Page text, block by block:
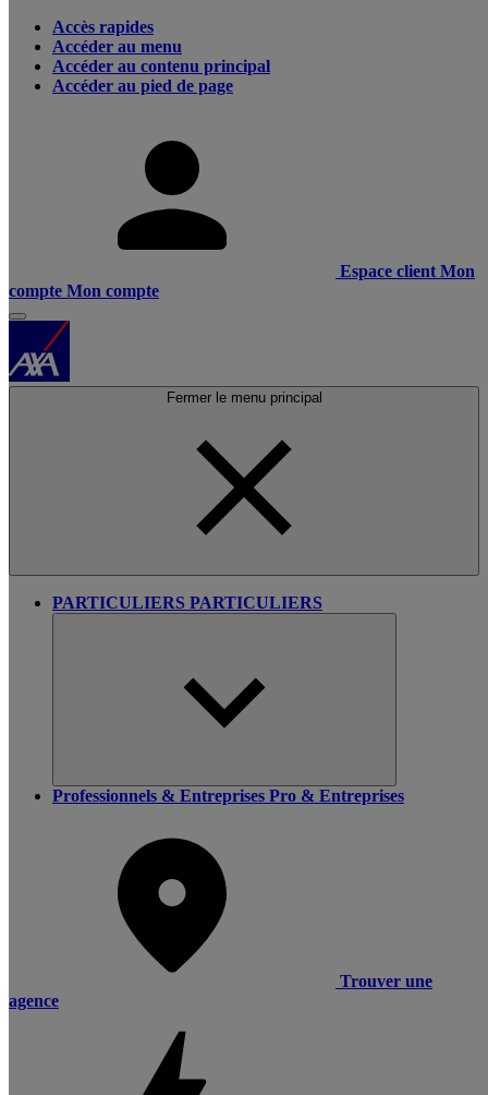
Accès rapides
Accéder au menu
Accéder au contenu principal
Accéder au pied de page
Espace client Mon
compte Mon compte
Fermer le menu principal
PARTICULIERS PARTICULIERS
Professionnels & Entreprises Pro & Entreprises
Trouver une
agence